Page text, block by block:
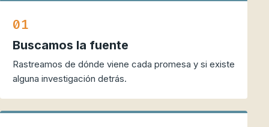
01
Buscamos la fuente
Rastreamos de dónde viene cada promesa y si existe
alguna investigación detrás.